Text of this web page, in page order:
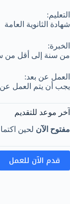
التعليم:
شهادة الثانوية العامة
الخبرة:
من سنة إلى أقل من
العمل عن بعد:
يجب أن يتم العمل
آخر موعد للتقديم
مفتوح الآن لحين
قدم الآن للعمل